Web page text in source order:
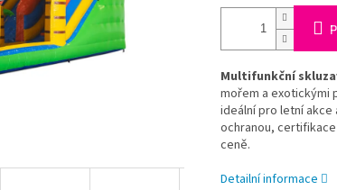
Multifunkční
mořem a exotickými
ideální pro letní akce
ochranou, certifikace
ceně.
Detailní informace